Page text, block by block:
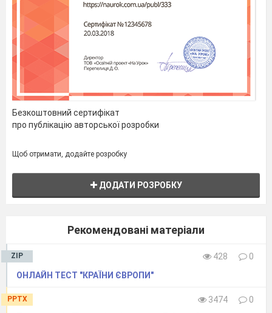
Безкоштовний сертифікат
про публікацію авторської розробки
Щоб отримати, додайте розробку
ДОДАТИ РОЗРОБКУ
Рекомендовані матеріали
ZIP 428
0
ОНЛАЙН ТЕСТ "КРАЇНИ ЄВРОПИ"
PPTX 3474
0